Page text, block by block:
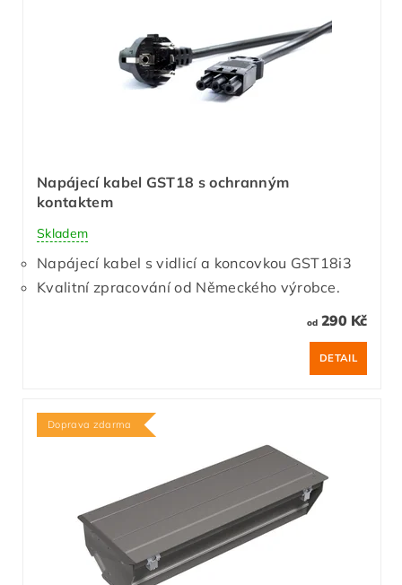
Napájecí kabel GST18 s ochranným
kontaktem
Skladem
Napájecí kabel s vidlicí a koncovkou GST18i3
Kvalitní zpracování od Německého výrobce.
od290 Kč
DETAIL
Doprava zdarma